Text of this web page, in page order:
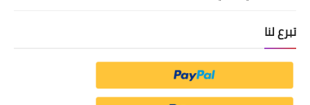
تبرع لنا